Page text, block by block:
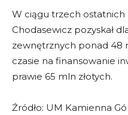
W ciągu trzech
Chodasewicz pozyskał
zewnętrznych ponad 48
czasie na finansowanie
prawie 65 mln złotych.
Źródło: UM Kamienna